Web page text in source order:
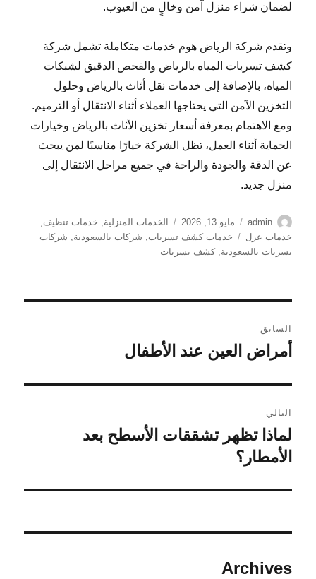
لضمان شراء منزل آمن وخالٍ من العيوب.
وتقدم شركة الرياض هوم خدمات متكاملة تشمل شركة
كشف تسربات المياه بالرياض والفحص الدقيق لشبكات
المياه، بالإضافة إلى خدمات نقل أثاث بالرياض وحلول
التخزين الآمن التي يحتاجها العملاء أثناء الانتقال أو الترميم.
ومع الاهتمام بمعرفة أسعار تخزين الأثاث بالرياض وخيارات
الحماية أثناء العمل، تظل الشركة خيارًا مناسبًا لمن يبحث
عن الدقة والجودة والراحة في جميع مراحل الانتقال إلى
منزل جديد.
الكاتب
admin
نُشرت
في
مايو 13, 2026 التصنيفات
الخدمات المنزلية, خدمات تنظيف,
خدمات عزل
الوسوم
خدمات كشف تسربات, شركات بالسعودية, شركات
تسربات بالسعودية,كشف تسربات
المقالات
السابق
المقالة
أمراض العين عند الأطفال
التالي
المقالة
التالية:
لماذا تظهر تشققات الأسطح بعد
الأمطار؟
Archives